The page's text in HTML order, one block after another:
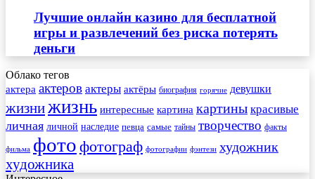
Лучшие онлайн казино для бесплатной
игры и развлечений без риска потерять
деньги
Облако тегов
актера актеров актеры актёры биография горячие девушки
жизнижизнь интересные картина картины красивые
личная личной наследие певца самые тайны творчество факты
фильма фото фотограф фотографии фэнтези художник
художника